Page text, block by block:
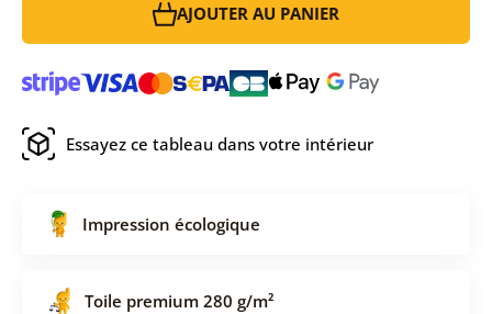
AJOUTER AU PANIER
Essayez ce tableau dans votre intérieur
Impression écologique
Toile premium 280 g/m²